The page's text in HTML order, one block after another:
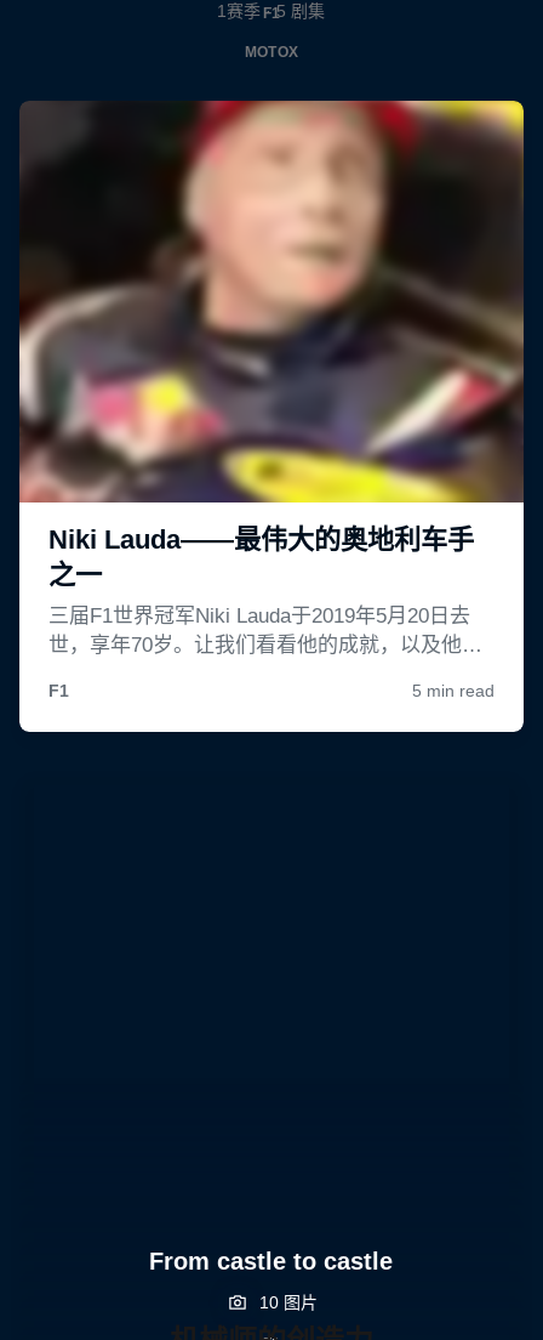
F1
1赛季 · 5 剧集
MOTOX
From castle to castle
10 图片